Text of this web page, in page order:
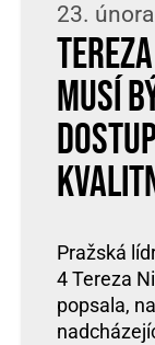
23.
musí
Pražská
4 Tereza
popsala,